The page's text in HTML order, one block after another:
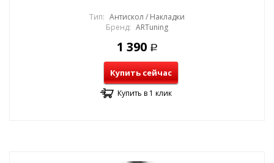
Тип: Антискол / Накладки
Бренд: ARTuning
1 390 Р
Купить сейчас
Купить в 1 клик